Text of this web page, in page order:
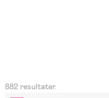
882 resultater.